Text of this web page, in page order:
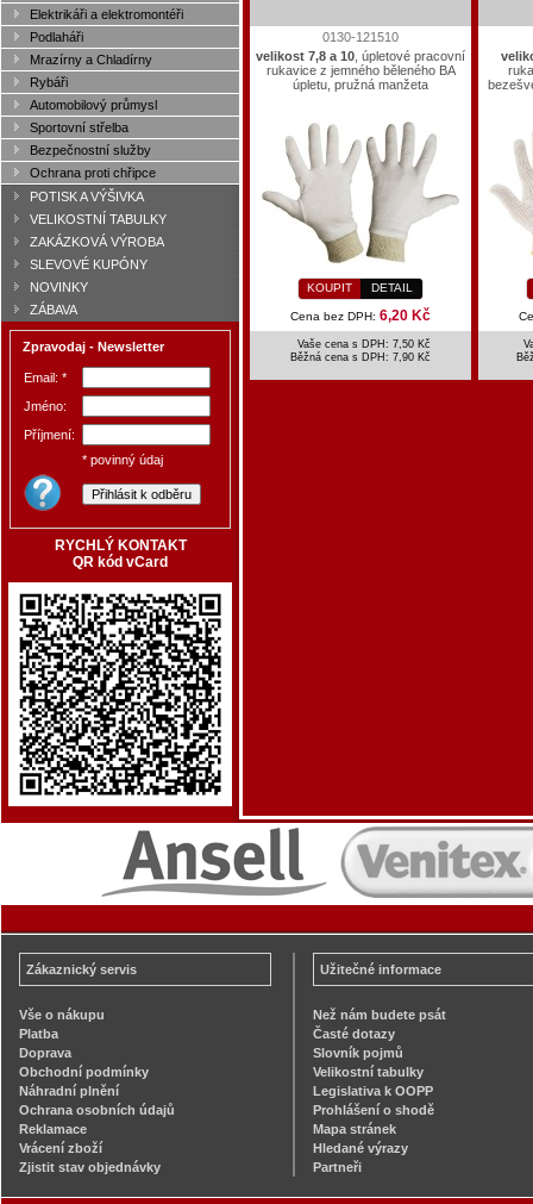
Elektrikáři a elektromontéři
Podlaháři
Mrazírny a Chladírny
Rybáři
Automobilový průmysl
Sportovní střelba
Bezpečnostní služby
Ochrana proti chřipce
POTISK A VÝŠIVKA
VELIKOSTNÍ TABULKY
ZAKÁZKOVÁ VÝROBA
SLEVOVÉ KUPÓNY
NOVINKY
ZÁBAVA
Zpravodaj - Newsletter
Email: *
Jméno:
Příjmení:
* povinný údaj
RYCHLÝ KONTAKT
QR kód vCard
0130-121510
velikost 7,8 a 10 , úpletové pracovní
rukavice z jemného běleného BA
úpletu, pružná manžeta
KOUPIT DETAIL
Cena bez DPH: 6,20 Kč
Vaše cena s DPH: 7,50 Kč
Běžná cena s DPH: 7,90 Kč
Zákaznický servis
Vše o nákupu
Platba
Doprava
Obchodní podmínky
Náhradní plnění
Ochrana osobních údajů
Reklamace
Vrácení zboží
Zjistit stav objednávky
Užitečné informace
Než nám budete psát
Časté dotazy
Slovník pojmů
Velikostní tabulky
Legislativa k OOPP
Prohlášení o shodě
Mapa stránek
Hledané výrazy
Partneři